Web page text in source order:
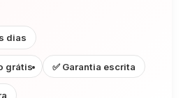
dias
grátis ✅ Garantia escrita